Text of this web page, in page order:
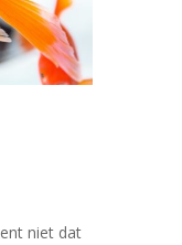
niet dat